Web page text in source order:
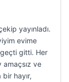
yayınladı.
evime
gitti. Her
amaçsız ve
hayır,